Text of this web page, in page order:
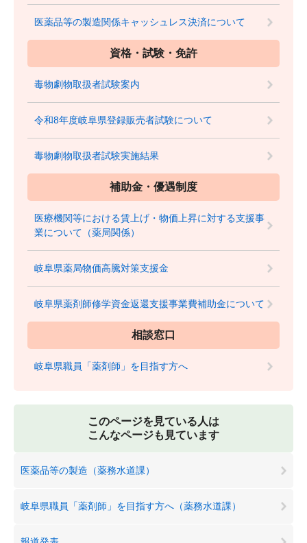
医薬品等の製造関係キャッシュレス決済について
資格・試験・免許
毒物劇物取扱者試験案内
令和8年度岐阜県登録販売者試験について
毒物劇物取扱者試験実施結果
補助金・優遇制度
医療機関等における賃上げ・物価上昇に対する支援事
業について（薬局関係）
岐阜県薬局物価高騰対策支援金
岐阜県薬剤師修学資金返還支援事業費補助金について
相談窓口
岐阜県職員「薬剤師」を目指す方へ
このページを見ている人は
こんなページも見ています
医薬品等の製造（薬務水道課）
岐阜県職員「薬剤師」を目指す方へ（薬務水道課）